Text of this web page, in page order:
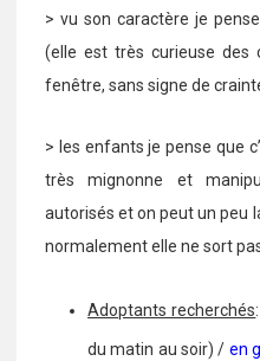
> vu son caractère je
(elle est très curieuse des
fenêtre, sans signe de
> les enfants je pense que
très mignonne et
autorisés et on peut un peu
normalement elle ne sort
Adoptants recherchés:
du matin au soir) / en